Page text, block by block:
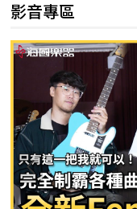
影音專區